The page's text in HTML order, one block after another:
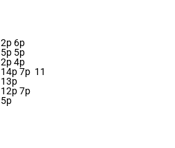
2p 6p
5p 5p
2p 4p
14p 7p
13p
12p 7p
5p
11